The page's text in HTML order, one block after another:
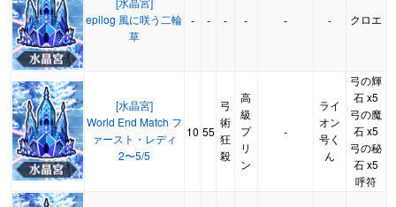
epilog 風に咲う二輪
草
- - - - - - クロエ
[水晶宮]
World End Match フ
ァースト・レディ
2〜5/5
10 55
弓
術
狂
殺
高
級
プ
リ
ン
-
ライ
オン
号く
ん
弓の輝
石 x5
弓の魔
石 x5
弓の秘
石 x5
呼符